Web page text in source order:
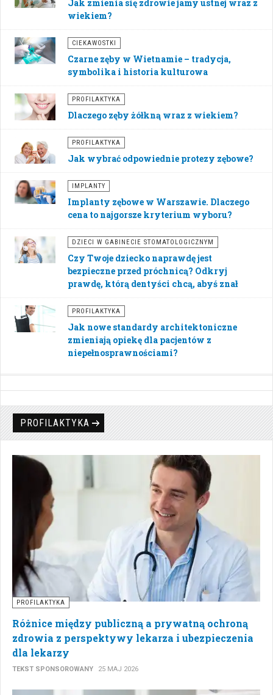
Jak zmienia się zdrowie jamy ustnej wraz z
wiekiem?
CIEKAWOSTKI
Czarne zęby w Wietnamie – tradycja,
symbolika i historia kulturowa
PROFILAKTYKA
Dlaczego zęby żółkną wraz z wiekiem?
PROFILAKTYKA
Jak wybrać odpowiednie protezy zębowe?
IMPLANTY
Implanty zębowe w Warszawie. Dlaczego
cena to najgorsze kryterium wyboru?
DZIECI W GABINECIE STOMATOLOGICZNYM
Czy Twoje dziecko naprawdę jest
bezpieczne przed próchnicą? Odkryj
prawdę, którą dentyści chcą, abyś znał
PROFILAKTYKA
Jak nowe standardy architektoniczne
zmieniają opiekę dla pacjentów z
niepełnosprawnościami?
PROFILAKTYKA
PROFILAKTYKA
Różnice między publiczną a prywatną ochroną
zdrowia z perspektywy lekarza i ubezpieczenia
dla lekarzy
TEKST SPONSOROWANY 25 MAJ 2026